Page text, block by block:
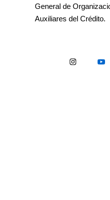
General de
Auxiliares del Crédito.